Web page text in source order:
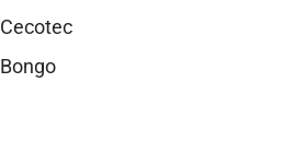
Cecotec
Bongo